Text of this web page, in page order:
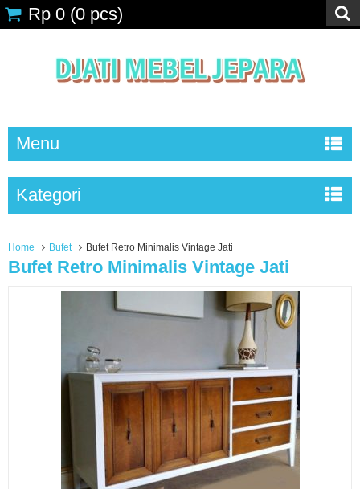
Rp 0 (0 pcs)
Menu
Kategori
Home Bufet Bufet Retro Minimalis Vintage Jati
Bufet Retro Minimalis Vintage Jati